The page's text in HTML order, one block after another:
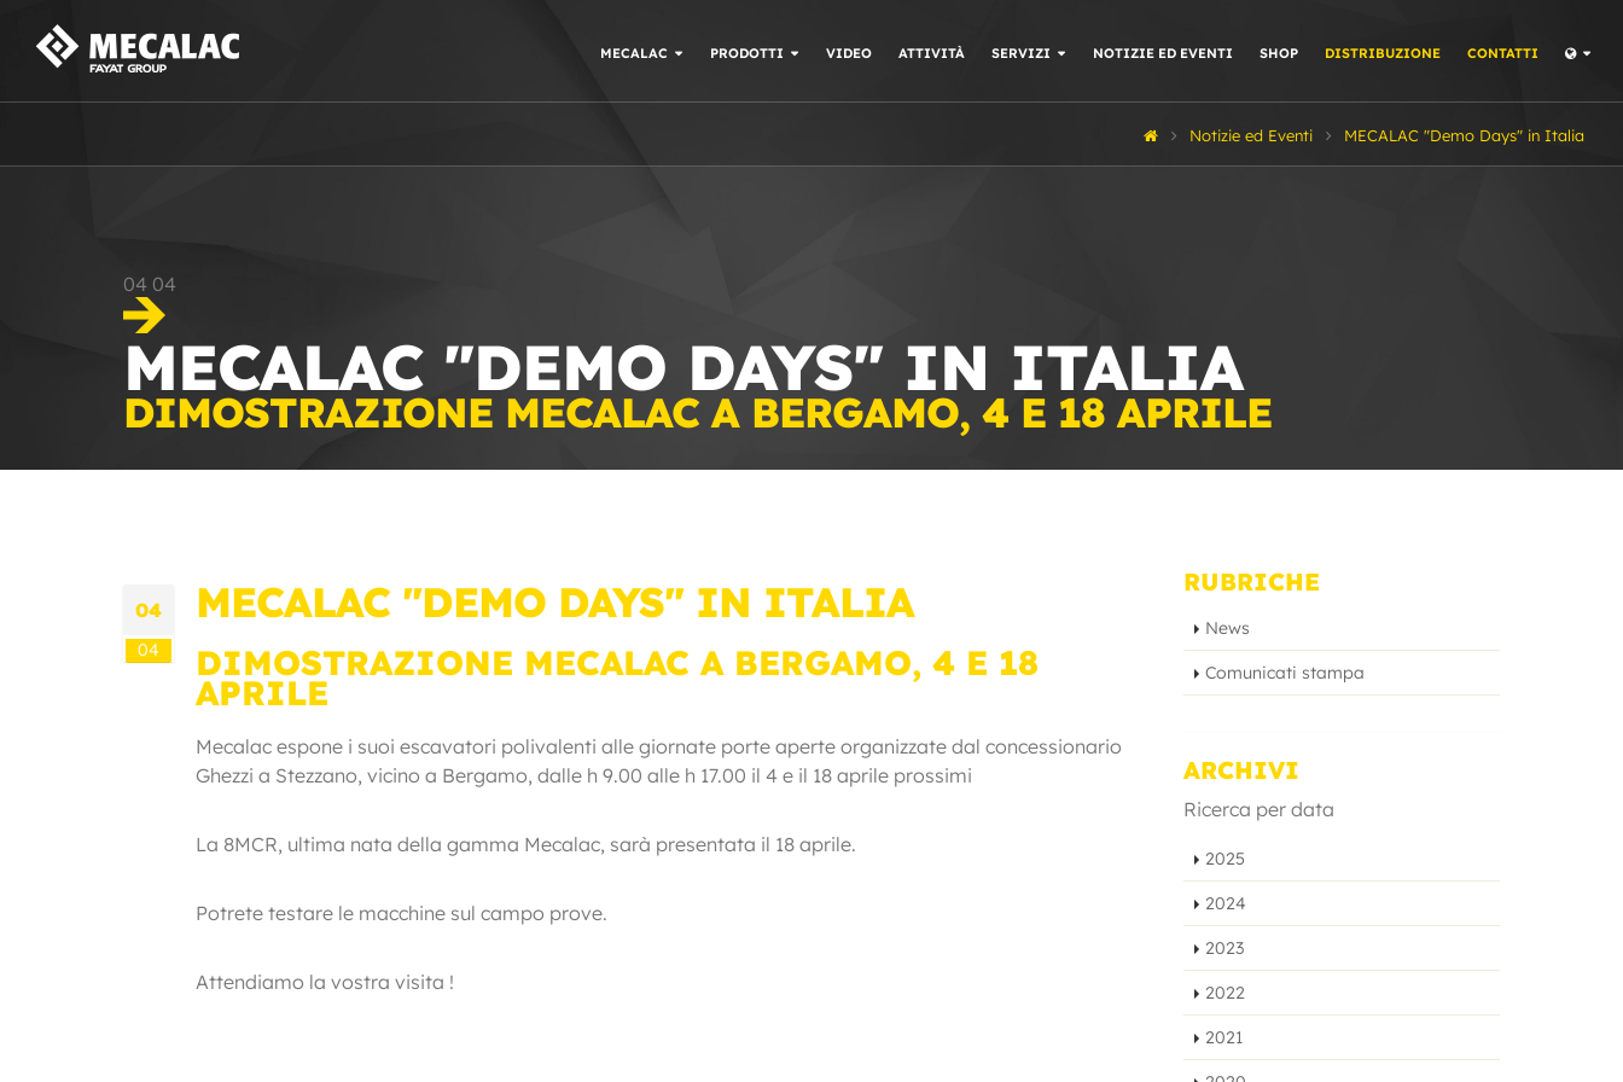
MECALAC PRODOTTI VIDEO ATTIVITÀ SERVIZI NOTIZIE ED EVENTI SHOP DISTRIBUZIONE CONTATTI
Notizie ed Eventi MECALAC "Demo Days" in Italia
04 04
MECALAC "DEMO DAYS" IN ITALIA
DIMOSTRAZIONE MECALAC A BERGAMO, 4 E 18 APRILE
04
04
MECALAC "DEMO DAYS" IN ITALIA
DIMOSTRAZIONE MECALAC A BERGAMO, 4 E 18
APRILE
Mecalac espone i suoi escavatori polivalenti alle giornate porte aperte organizzate dal concessionario
Ghezzi a Stezzano, vicino a Bergamo, dalle h 9.00 alle h 17.00 il 4 e il 18 aprile prossimi
La 8MCR, ultima nata della gamma Mecalac, sarà presentata il 18 aprile.
Potrete testare le macchine sul campo prove.
Attendiamo la vostra visita !
RUBRICHE
News
Comunicati stampa
ARCHIVI
Ricerca per data
2025
2024
2023
2022
2021